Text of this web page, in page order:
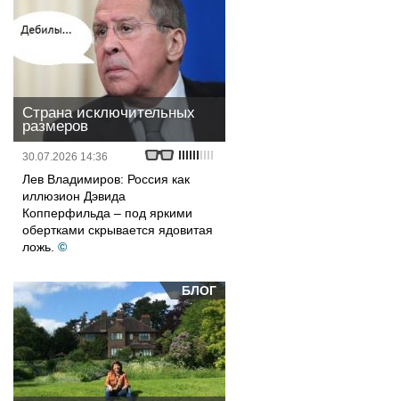
Страна исключительных
размеров
30.07.2026 14:36
Лев Владимиров: Россия как
иллюзион Дэвида
Копперфильда – под яркими
обертками скрывается ядовитая
ложь. ©
БЛОГ